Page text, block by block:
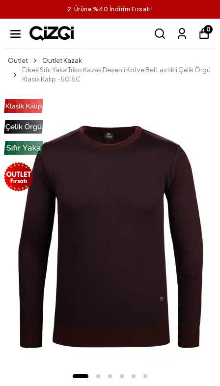
2. Ürüne %40 İndirim Fırsatı!
0
Outlet
Outlet Kazak
Erkek Sıfır Yaka Triko Kazak Desenli Kol ve Bel Lastikli Çelik Örgü
Klasik Kalıp - 5015C